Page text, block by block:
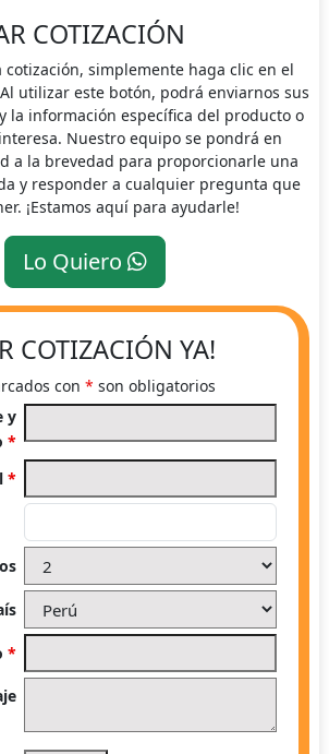
COTIZACIÓN
cotización, simplemente haga clic en el
utilizar este botón, podrá enviarnos sus
la información específica del producto o
Nuestro equipo se pondrá en
a la brevedad para proporcionarle una
y responder a cualquier pregunta que
¡Estamos aquí para ayudarle!
Lo Quiero
COTIZACIÓN YA!
con * son obligatorios
y
*
*
*